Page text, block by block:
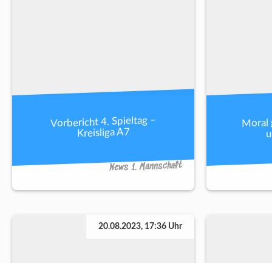
Vorbericht 4. Spieltag –
Kreisliga A7
News 1. Mannschaft
Moral
20.08.2023, 17:36 Uhr